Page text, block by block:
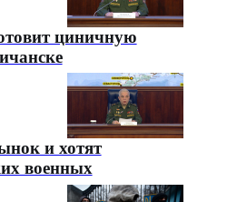
циничную
и хотят
военных